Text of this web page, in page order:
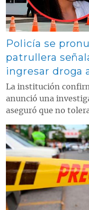
Policía se
patrullera
ingresar droga
La institución
anunció una
aseguró que no
Contenido multimedia